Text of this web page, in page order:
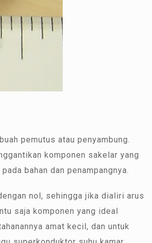
pemutus atau penyambung.
komponen sakelar yang
bahan dan penampangnya.
nol, sehingga jika dialiri arus
saja komponen yang ideal
amat kecil, dan untuk